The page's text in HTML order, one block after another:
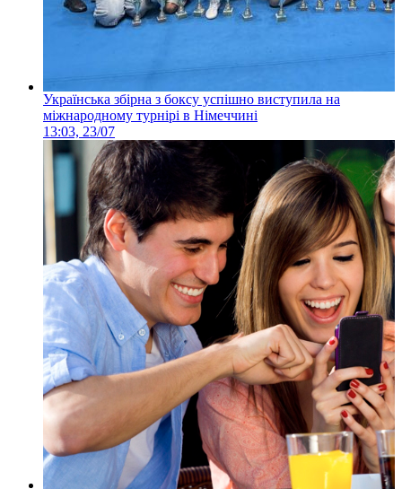
Українська збірна з боксу успішно виступила на
міжнародному турнірі в Німеччині
13:03, 23/07